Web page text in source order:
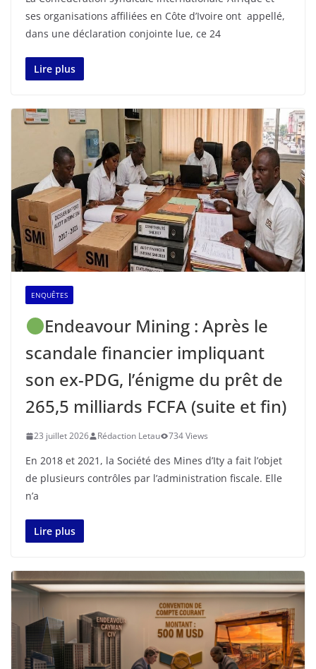
ses organisations affiliées en Côte d’Ivoire ont appellé,
dans une déclaration conjointe lue, ce 24
Lire plus
ENQUÊTES
Endeavour Mining : Après le
scandale financier impliquant
son ex-PDG, l’énigme du prêt de
265,5 milliards FCFA (suite et fin)
23 juillet 2026 Rédaction Letau 734 Views
En 2018 et 2021, la Société des Mines d’Ity a fait l’objet
de plusieurs contrôles par l’administration fiscale. Elle
n’a
Lire plus